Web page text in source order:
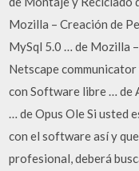
Mozilla – Creación de
MySql 5.0 … de Mozilla
Netscape
con Software libre … de
… de Opus Ole Si usted
con el software así y
profesional, deberá